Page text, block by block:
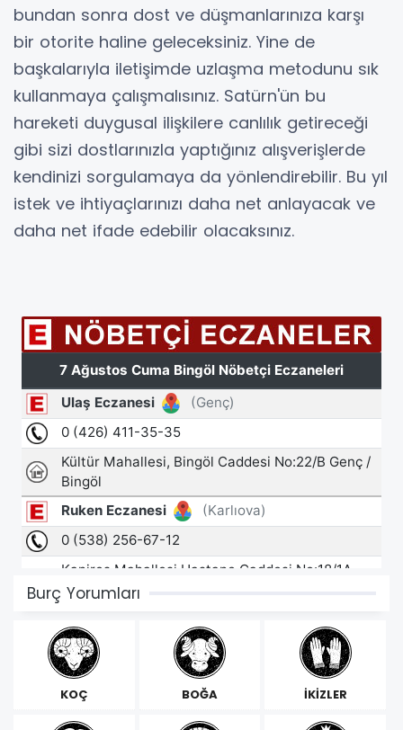
bundan sonra dost ve düşmanlarınıza karşı
bir otorite haline geleceksiniz. Yine de
başkalarıyla iletişimde uzlaşma metodunu sık
kullanmaya çalışmalısınız. Satürn'ün bu
hareketi duygusal ilişkilere canlılık getireceği
gibi sizi dostlarınızla yaptığınız alışverişlerde
kendinizi sorgulamaya da yönlendirebilir. Bu yıl
istek ve ihtiyaçlarınızı daha net anlayacak ve
daha net ifade edebilir olacaksınız.
Burç Yorumları
KOÇ BOĞA İKİZLER